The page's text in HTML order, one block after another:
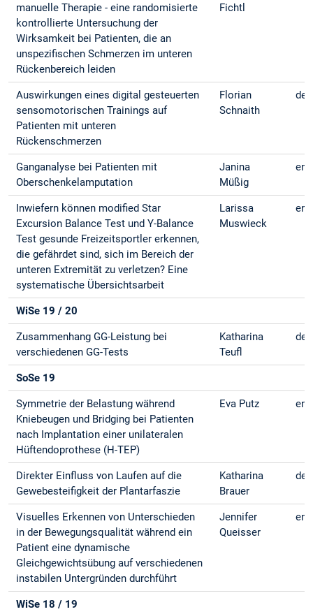
manuelle Therapie - eine randomisierte
kontrollierte Untersuchung der
Wirksamkeit bei Patienten, die an
unspezifischen Schmerzen im unteren
Rückenbereich leiden
Fichtl
Auswirkungen eines digital gesteuerten
sensomotorischen Trainings auf
Patienten mit unteren
Rückenschmerzen
Florian
Schnaith
Ganganalyse bei Patienten mit
Oberschenkelamputation
Janina
Müßig
Inwiefern können modified Star
Excursion Balance Test und Y-Balance
Test gesunde Freizeitsportler erkennen,
die gefährdet sind, sich im Bereich der
unteren Extremität zu verletzen? Eine
systematische Übersichtsarbeit
Larissa
Muswieck
WiSe 19 / 20
Zusammenhang GG-Leistung bei
verschiedenen GG-Tests
Katharina
Teufl
SoSe 19
Symmetrie der Belastung während
Kniebeugen und Bridging bei Patienten
nach Implantation einer unilateralen
Hüftendoprothese (H-TEP)
Eva Putz
Direkter Einfluss von Laufen auf die
Gewebesteifigkeit der Plantarfaszie
Katharina
Brauer
Visuelles Erkennen von Unterschieden
in der Bewegungsqualität während ein
Patient eine dynamische
Gleichgewichtsübung auf verschiedenen
instabilen Untergründen durchführt
Jennifer
Queisser
WiSe 18 / 19